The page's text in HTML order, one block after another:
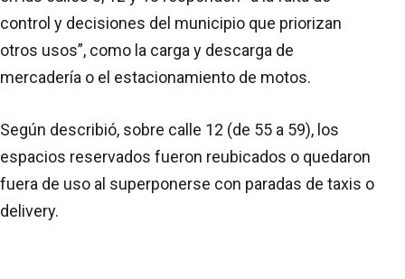
control y decisiones del municipio que priorizan
otros usos”, como la carga y descarga de
mercadería o el estacionamiento de motos.
Según describió, sobre calle 12 (de 55 a 59), los
espacios reservados fueron reubicados o quedaron
fuera de uso al superponerse con paradas de taxis o
delivery.